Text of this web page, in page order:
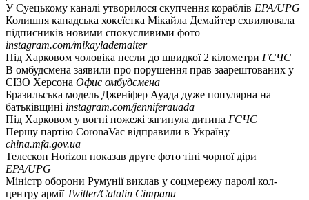
У Суецькому каналі утворилося скупчення кораблів EPA/UPG
Колишня канадська хокеїстка Мікайла Демайтер схвилювала
підписників новими спокусливими фото
instagram.com/mikaylademaiter
Під Харковом чоловіка несли до швидкої 2 кілометри ГСЧС
В омбудсмена заявили про порушення прав заарештованих у
СІЗО Херсона Офис омбудсмена
Бразильська модель Дженіфер Ауада дуже популярна на
батьківщині instagram.com/jenniferauada
Під Харковом у вогні пожежі загинула дитина ГСЧС
Першу партію CoronaVac відправили в Україну
china.mfa.gov.ua
Телескоп Horizon показав друге фото тіні чорної діри
EPA/UPG
Міністр оборони Румунії виклав у соцмережу паролі кол-
центру армії Twitter/Catalin Cimpanu